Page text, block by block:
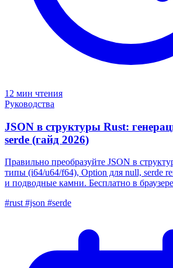
12 мин чтения
Руководства
JSON в структуры Rust:
serde (гайд 2026)
Правильно преобразуйте JSON в
типы (i64/u64/f64), Option для null, serde
и подводные камни. Бесплатно в
#rust #json #serde